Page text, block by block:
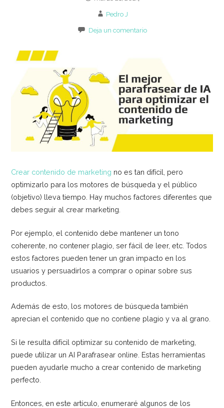
Pedro J
Deja un comentario
Crear contenido de marketing no es tan difícil, pero
optimizarlo para los motores de búsqueda y el público
(objetivo) lleva tiempo. Hay muchos factores diferentes que
debes seguir al crear marketing.
Por ejemplo, el contenido debe mantener un tono
coherente, no contener plagio, ser fácil de leer, etc. Todos
estos factores pueden tener un gran impacto en los
usuarios y persuadirlos a comprar o opinar sobre sus
productos.
Además de esto, los motores de búsqueda también
aprecian el contenido que no contiene plagio y va al grano.
Si le resulta difícil optimizar su contenido de marketing,
puede utilizar un AI Parafrasear online. Estas herramientas
pueden ayudarle mucho a crear contenido de marketing
perfecto.
Entonces, en este artículo, enumeraré algunos de los